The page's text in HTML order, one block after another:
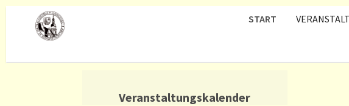
START
Veranstaltungskalender